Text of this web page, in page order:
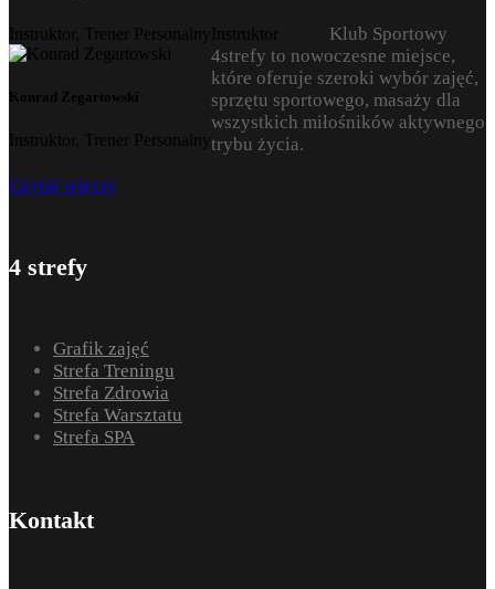
Instruktor, Trener Personalny Instruktor
Konrad Zegartowski
Instruktor, Trener Personalny
Klub Sportowy
4strefy to nowoczesne miejsce,
które oferuje szeroki wybór zajęć,
sprzętu sportowego, masaży dla
wszystkich miłośników aktywnego
trybu życia.
Czytaj więcej
4 strefy
Grafik zajęć
Strefa Treningu
Strefa Zdrowia
Strefa Warsztatu
Strefa SPA
Kontakt